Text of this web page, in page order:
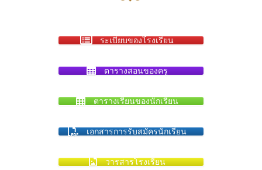
ระเบียบของโรงเรียน
ตารางสอนของครู
ตารางเรียนของนักเรียน
เอกสารการรับสมัครนักเรียน
วารสารโรงเรียน